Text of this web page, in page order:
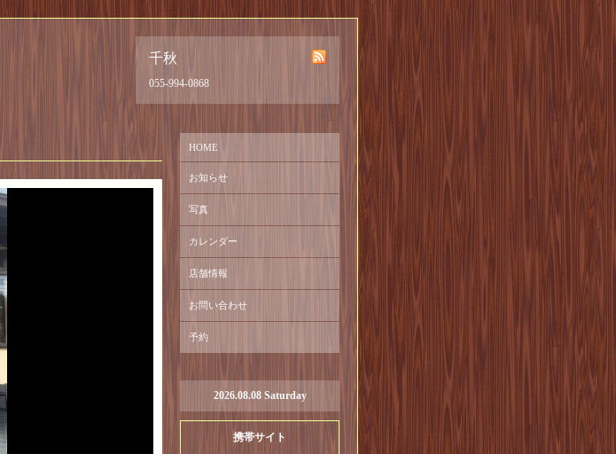
千秋
055-994-0868
HOME
お知らせ
写真
カレンダー
店舗情報
お問い合わせ
予約
2026.08.08 Saturday
携帯サイト